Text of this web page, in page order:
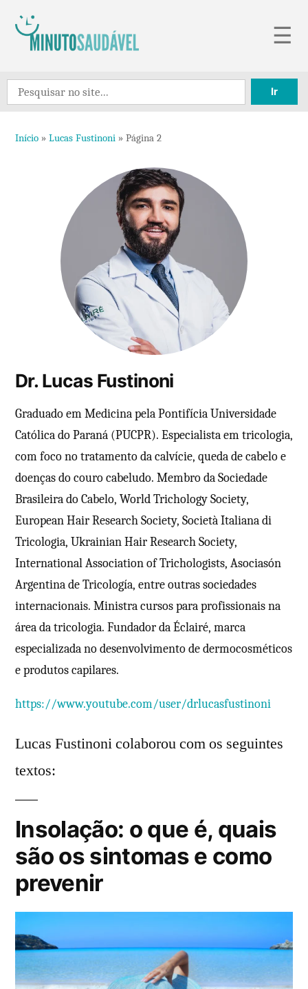
Pular
para
conteúdo
☰
Search
for:
Início » Lucas Fustinoni » Página 2
Dr. Lucas Fustinoni
Graduado em Medicina pela Pontifícia Universidade
Católica do Paraná (PUCPR). Especialista em tricologia,
com foco no tratamento da calvície, queda de cabelo e
doenças do couro cabeludo. Membro da Sociedade
Brasileira do Cabelo, World Trichology Society,
European Hair Research Society, Società Italiana di
Tricologia, Ukrainian Hair Research Society,
International Association of Trichologists, Asociasón
Argentina de Tricología, entre outras sociedades
internacionais. Ministra cursos para profissionais na
área da tricologia. Fundador da Éclairé, marca
especializada no desenvolvimento de dermocosméticos
e produtos capilares.
https://www.youtube.com/user/drlucasfustinoni
Lucas Fustinoni colaborou com os seguintes
textos:
Insolação: o que é, quais
são os sintomas e como
prevenir